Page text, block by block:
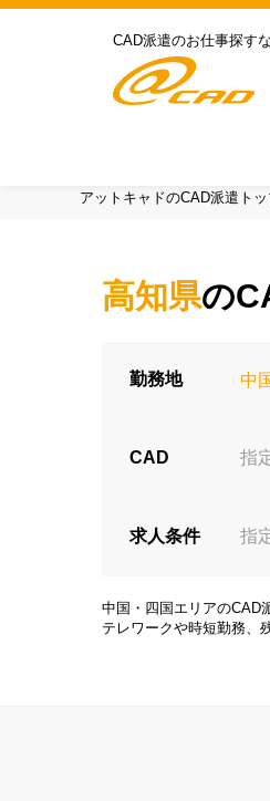
CAD派遣のお仕事探す
アットキャドのCAD派遣ト
高知県の
勤務地 中
CAD 指
求人条件 指
中国・四国エリアのCAD
テレワークや時短勤務、